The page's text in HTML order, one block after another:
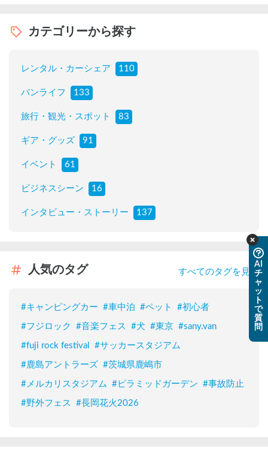
カテゴリーから探す
レンタル・カーシェア 110
バンライフ 133
旅行・観光・スポット 83
ギア・グッズ 91
イベント 61
ビジネスシーン 16
インタビュー・ストーリー 137
人気のタグ すべてのタグを見る
#キャンピングカー #車中泊 #ペット #初心者
#フジロック #音楽フェス #犬 #東京 #sany.van
#fuji rock festival #サッカースタジアム
#鹿島アントラーズ #茨城県鹿嶋市
# メルカリスタジアム #ピラミッドガーデン #事故防止
#野外フェス #長岡花火2026
AI
チ
ャ
ッ
ト
で
質
問